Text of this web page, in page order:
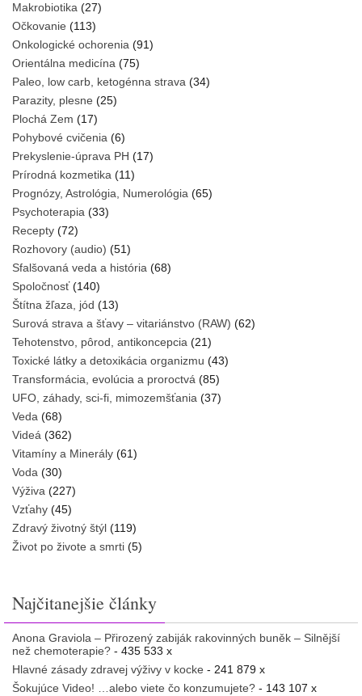
Makrobiotika (27)
Očkovanie (113)
Onkologické ochorenia (91)
Orientálna medicína (75)
Paleo, low carb, ketogénna strava (34)
Parazity, plesne (25)
Plochá Zem (17)
Pohybové cvičenia (6)
Prekyslenie-úprava PH (17)
Prírodná kozmetika (11)
Prognózy, Astrológia, Numerológia (65)
Psychoterapia (33)
Recepty (72)
Rozhovory (audio) (51)
Sfalšovaná veda a história (68)
Spoločnosť(140)
Štítna žľaza, jód (13)
Surová strava a šťavy – vitariánstvo (RAW) (62)
Tehotenstvo, pôrod, antikoncepcia (21)
Toxické látky a detoxikácia organizmu (43)
Transformácia, evolúcia a proroctvá (85)
UFO, záhady, sci-fi, mimozemšťania (37)
Veda (68)
Videá (362)
Vitamíny a Minerály (61)
Voda (30)
Výživa (227)
Vzťahy (45)
Zdravý životný štýl (119)
Život po živote a smrti (5)
Najčitanejšie články
Anona Graviola – Přirozený zabiják rakovinných buněk – Silnější
než chemoterapie? - 435 533 x
Hlavné zásady zdravej výživy v kocke - 241 879 x
Šokujúce Video! …alebo viete čo konzumujete? - 143 107 x